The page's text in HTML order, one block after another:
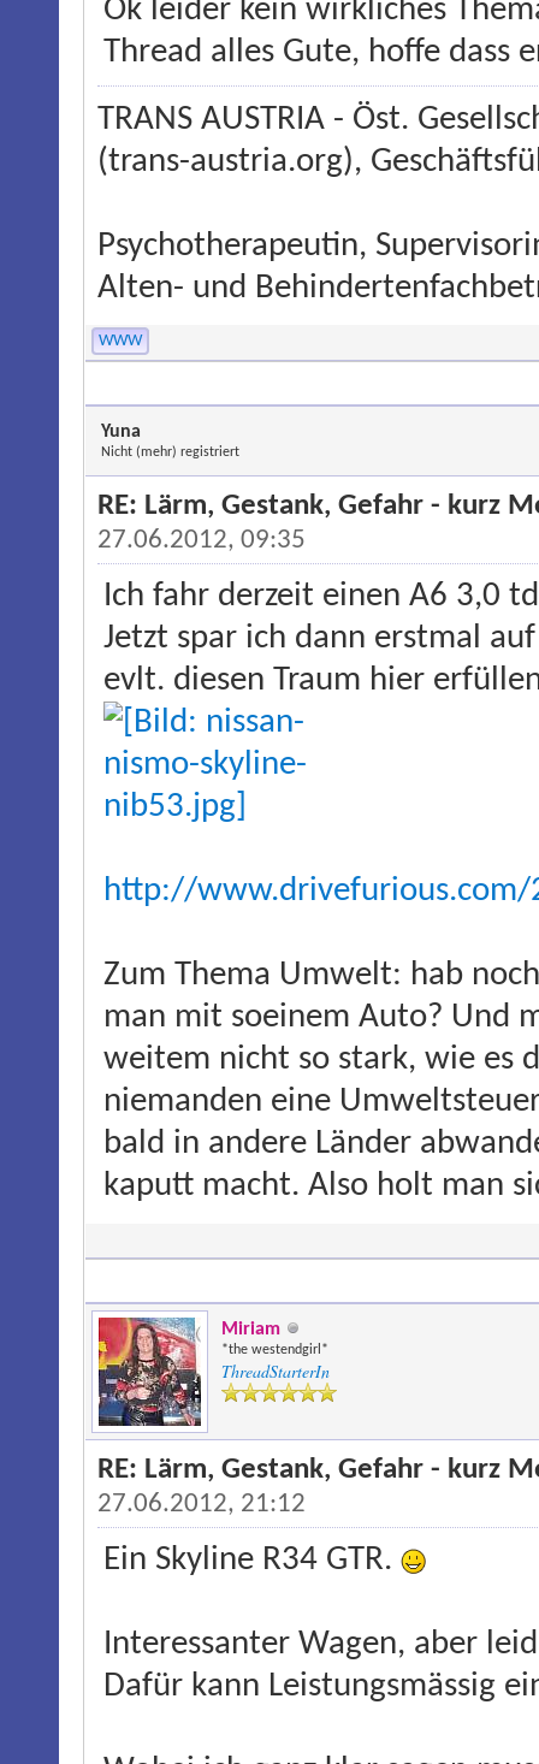
Ok leider kein wirkliches
Thread alles Gute, hoffe dass
TRANS AUSTRIA - Öst.
(trans-austria.org),
Psychotherapeutin,
Alten- und
WWW
Yuna
Nicht (mehr) registriert
RE: Lärm, Gestank, Gefahr - kurz
27.06.2012, 09:35
Ich fahr derzeit einen A6 3,0
Jetzt spar ich dann erstmal
evlt. diesen Traum hier
http://
Zum Thema Umwelt: hab
man mit soeinem Auto? Und
weitem nicht so stark, wie es
niemanden eine
bald in andere Länder
kaputt macht. Also holt man
Miriam
*the westendgirl*
ThreadStarterIn
RE: Lärm, Gestank, Gefahr - kurz
27.06.2012, 21:12
Ein Skyline R34 GTR.
Interessanter Wagen, aber
Dafür kann Leistungsmässig